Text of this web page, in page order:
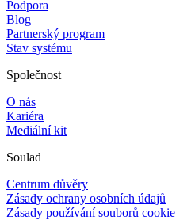
Podpora
Blog
Partnerský program
Stav systému
Společnost
O nás
Kariéra
Mediální kit
Soulad
Centrum důvěry
Zásady ochrany osobních údajů
Zásady používání souborů cookie